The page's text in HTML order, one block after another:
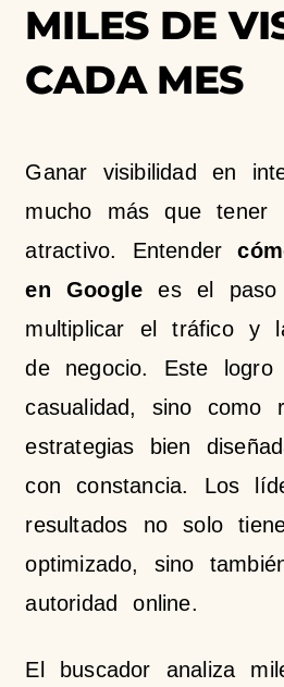
MILES DE
CADA MES
Ganar visibilidad en
mucho más que tener
atractivo. Entender
en Google es el paso
multiplicar el tráfico y
de negocio. Este
casualidad, sino como
estrategias bien
con constancia. Los
resultados no solo
optimizado, sino
autoridad online.
El buscador analiza